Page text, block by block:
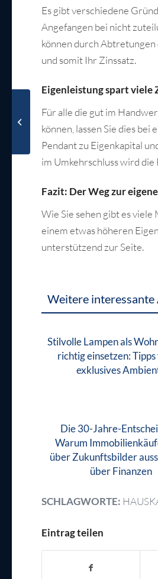
Es gibt verschiedene
Angefangen bei nicht
können durch Abtretungen
und somit Ihr Zinssatz.
Eigenleistung spart viele
Für alle die gut im
können, lassen Sie dies
Pendant zu Eigenkapital
im Umkehrschluss wird
Fazit: Der Weg zur
Wie Sie sehen gibt es
einem etwas höheren
unterstützend zur Seite.
Weitere interessante
Stilvolle Lampen als
richtig einsetzen:
exklusives
Die 30-Jahre-
Warum
über Zukunftsbilder
über Finanzen
SCHLAGWORTE:
Eintrag teilen
2022 – Definition der
Wohn- bzw.
Bruttogrundfläche...